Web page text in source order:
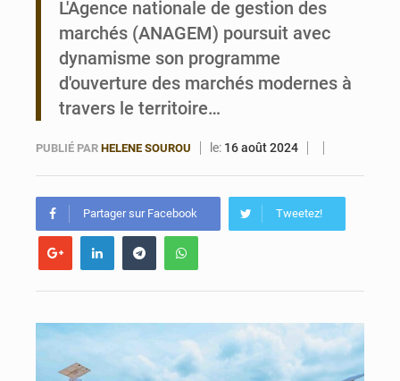
Bénin : 14,5 milliards de dollars pour faire de la CDN 3.0 un bouclier économique
L'Agence nationale de gestion des
marchés (ANAGEM) poursuit avec
dynamisme son programme
d'ouverture des marchés modernes à
travers le territoire…
PUBLIÉ PAR HELENE SOUROU le: 16 août 2024
Partager sur Facebook Tweetez!